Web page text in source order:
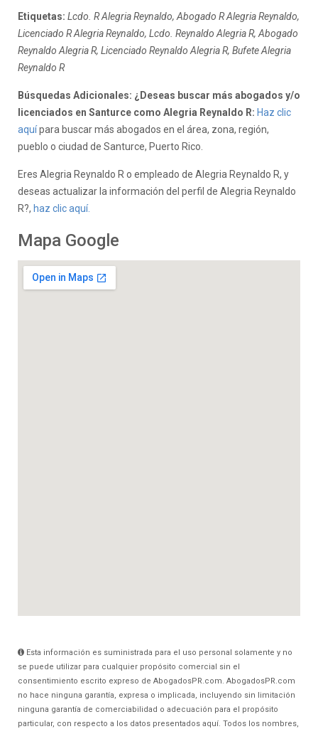
Etiquetas: Lcdo. R Alegria Reynaldo, Abogado R Alegria Reynaldo,
Licenciado R Alegria Reynaldo, Lcdo. Reynaldo Alegria R, Abogado
Reynaldo Alegria R, Licenciado Reynaldo Alegria R, Bufete Alegria
Reynaldo R
Búsquedas Adicionales: ¿Deseas buscar más abogados y/o
licenciados en Santurce como Alegria Reynaldo R: Haz clic
aquípara buscar más abogados en el área, zona, región,
pueblo o ciudad de Santurce, Puerto Rico.
Eres Alegria Reynaldo R o empleado de Alegria Reynaldo R, y
deseas actualizar la información del perfil de Alegria Reynaldo
R?, haz clic aquí.
Mapa Google
Esta información es suministrada para el uso personal solamente y no
se puede utilizar para cualquier propósito comercial sin el
consentimiento escrito expreso de AbogadosPR.com. AbogadosPR.com
no hace ninguna garantía, expresa o implicada, incluyendo sin limitación
ninguna garantía de comerciabilidad o adecuación para el propósito
particular, con respecto a los datos presentados aquí. Todos los nombres,